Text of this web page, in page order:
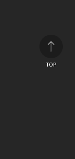
TOP